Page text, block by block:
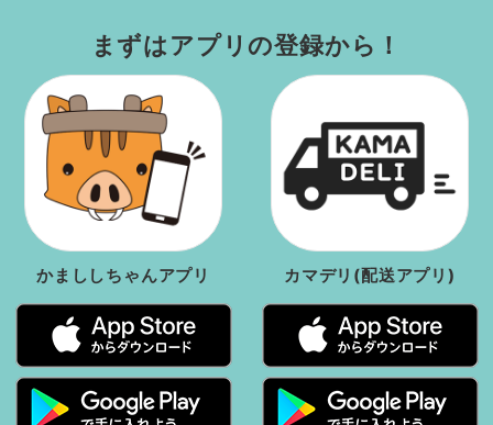
まずはアプリの登録から！
かまししちゃんアプリ カマデリ(配送アプリ)